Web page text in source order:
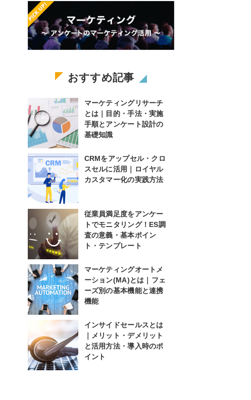
おすすめ記事
マーケティングリサーチ
とは｜目的・手法・実施
手順とアンケート設計の
基礎知識
CRMをアップセル・クロ
スセルに活用｜ロイヤル
カスタマー化の実践方法
従業員満足度をアンケー
トでモニタリング！ES調
査の意義・基本ポイン
ト・テンプレート
マーケティングオートメ
ーション(MA)とは｜フェ
ーズ別の基本機能と連携
機能
インサイドセールスとは
｜メリット・デメリット
と活用方法・導入時のポ
イント